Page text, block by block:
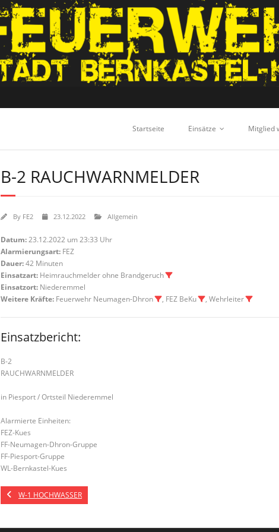
Startseite Einsätze Mitglied
B-2 RAUCHWARNMELDER
By FE2 23.12.2022 Allgemein
Datum:23.12.2022 um 23:33 Uhr
Alarmierungsart: FEZ
Dauer:42 Minuten
Einsatzart: Heimrauchmelder ohne Brandgeruch
Einsatzort: Niederemmel
Weitere Kräfte: Feuerwehr Neumagen-Dhron , FEZ BeKu , Wehrleiter
Einsatzbericht:
B-2
RAUCHWARNMELDER
in Piesport / Ortsteil Niederemmel
Alarmierte Einheiten:
FEZ-Kues
FF-Neumagen-Dhron-Gruppe
FF-Piesport-Gruppe
WL-Bernkastel-Kues
W-1 HOCHWASSER